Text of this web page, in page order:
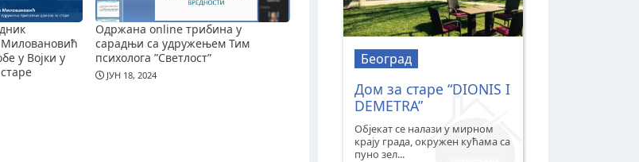
у Војки у
Одржана online трибина у
сарадњи са удружењем Тим
психолога ”Светлост”
ЈУН 18, 2024
Београд
Дом за старе “DIONIS I
DEMETRA”
Објекат се налази у мирном
крају града, окружен кућама са
пуно зел...